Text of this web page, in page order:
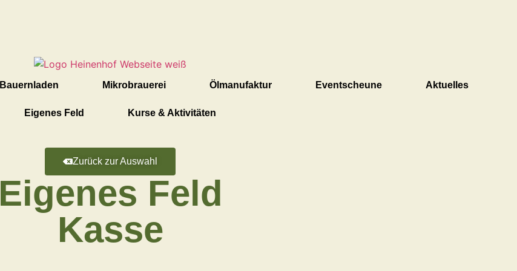
Bauernladen Mikrobrauerei Ölmanufaktur Eventscheune Aktuelles
Eigenes Feld Kurse & Aktivitäten
Zurück zur Auswahl
Eigenes Feld
Kasse